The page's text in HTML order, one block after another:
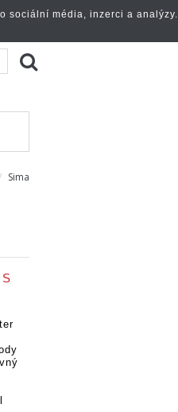
Sima
sociální média, inzerci a analýzy.